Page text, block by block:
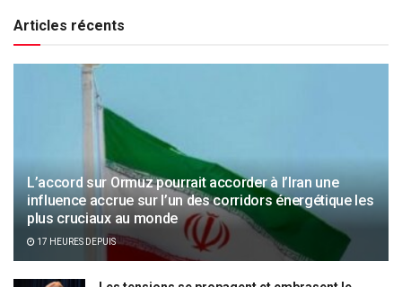
Articles récents
L’accord sur Ormuz pourrait accorder à l’Iran une
influence accrue sur l’un des corridors énergétique les
plus cruciaux au monde
17 HEURES DEPUIS